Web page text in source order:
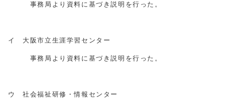
事務局より資料に基づき説明を行った。
イ 大阪市立生涯学習センター
事務局より資料に基づき説明を行った。
ウ 社会福祉研修・情報センター